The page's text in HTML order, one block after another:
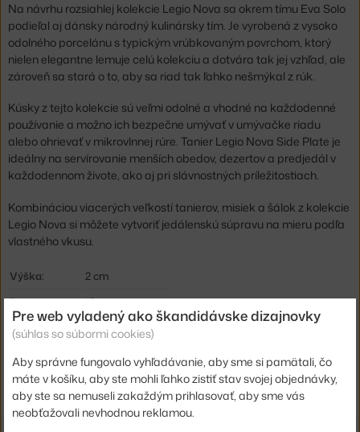
Na návrhu rozsiahlej kolekcie Legio Nova sa okrem tímu Eva Solo
podieľal aj dánsky národný kulinársky tím. Je vyrobená z vysoko
odolného porcelánu s typickým vrúbkovaným povrchom, ktorý
nielen elegantne lemuje celú kolekciu a dotvára tak jej vzhľad, ale
zároveň sa stará o to, aby sa riad tak ľahko nešmýkal z rúk.
Kúsky z tejto kolekcie sú veľmi odolné a vhodné na každodenné
používanie a možno ich bezpečne umývať v umývačke riadu
alebo ohrievať v mikrovlnnej rúre. Tanier Legio Nova Side Plate je
ideálny na servírovanie menších obedov, dezertov a predjedál v
každodennom živote, ako aj pri slávnostných príležitostiach.
Kombináciou viacerých veľkostí tanierov, misiek a šálok z kolekcie
Legio Nova si môžete vytvoriť jedálenskú súpravu na mieru podľa
vlastného vkusu.
Výška:
2 cm
Priemer:
19 cm
Farba:
biela
Kód produktu EVS-887219-4KS
Pre web vyladený ako škandidávske dizajnovky
(súhlas so súbormi cookies)
Aby správne fungovalo vyhľadávanie, aby sme si pamätali, čo
máte v košíku, aby ste mohli ľahko zistiť stav svojej objednávky,
aby ste sa nemuseli zakaždým prihlasovať, aby sme vás
neobťažovali nevhodnou reklamou.